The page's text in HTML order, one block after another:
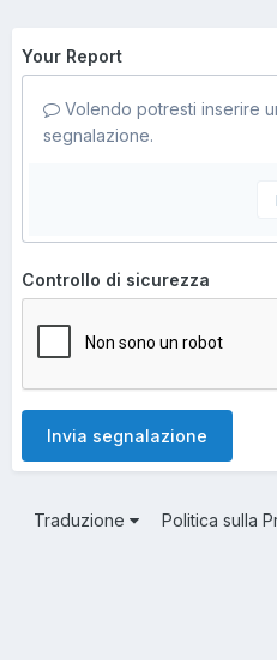
Your Report
Volendo potresti inserire
segnalazione.
Controllo di sicurezza
Invia segnalazione
Traduzione Politica sulla